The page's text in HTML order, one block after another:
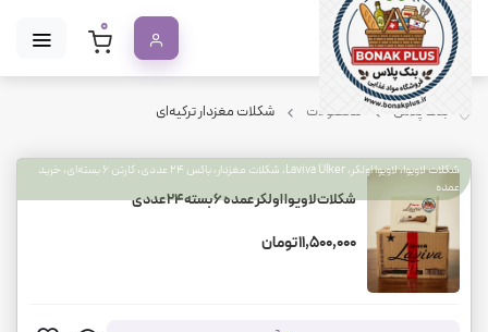
0
بنک پلاس محصولات شکلات مغزدار ترکیه‌ای
شکلات لاویوا، لاویوا اولکر، Laviva Ülker، شکلات مغزدار، باکس ۲۴ عددی، کارتن ۶ بسته‌ای، خرید
عمده
شکلات لاویوا اولکر عمده ۶ بسته ۲۴ عددی
11,500,000 تومان